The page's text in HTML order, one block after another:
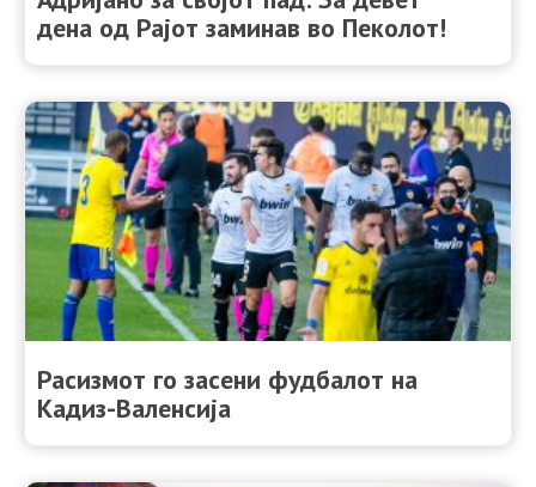
дена од Рајот заминав во Пеколот!
Расизмот го засени фудбалот на
Кадиз-Валенсија